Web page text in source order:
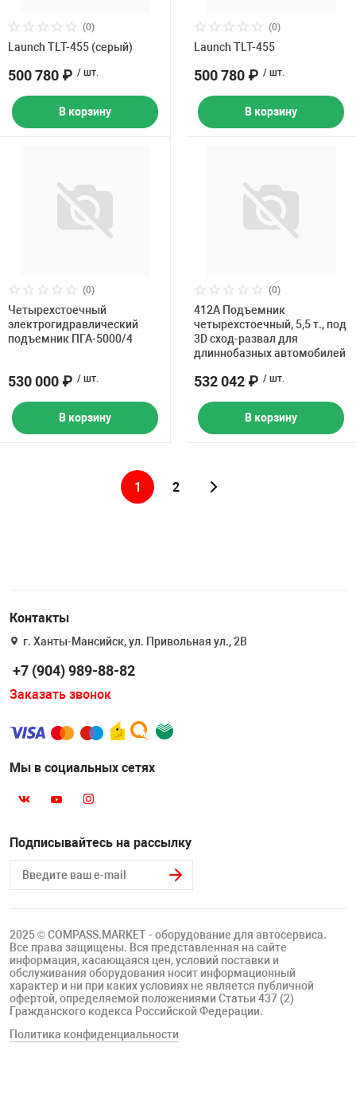
(0)
Launch TLT-455 (серый)
500 780 ₽ / шт.
В корзину
(0)
Launch TLT-455
500 780 ₽ / шт.
В корзину
(0)
Четырехстоечный
электрогидравлический
подъемник ПГА-5000/4
530 000 ₽ / шт.
В корзину
(0)
412A Подъемник
четырехстоечный, 5,5 т., под
3D сход-развал для
длиннобазных автомобилей
532 042 ₽ / шт.
В корзину
1 2
Контакты
г. Ханты-Мансийск, ул. Привольная ул., 2В
+7 (904) 989-88-82
Заказать звонок
Мы в социальных сетях
Подписывайтесь на рассылку
2025 © COMPASS.MARKET - оборудование для автосервиса.
Все права защищены. Вся представленная на сайте
информация, касающаяся цен, условий поставки и
обслуживания оборудования носит информационный
характер и ни при каких условиях не является публичной
офертой, определяемой положениями Статьи 437 (2)
Гражданского кодекса Российской Федерации.
Политика конфиденциальности